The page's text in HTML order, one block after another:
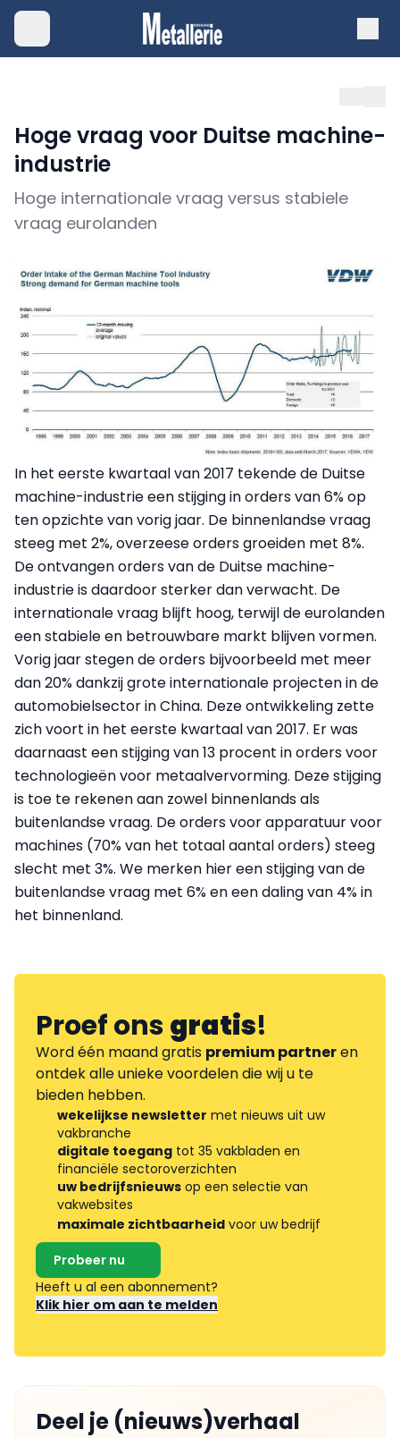
Hoge vraag voor Duitse machine-
industrie
Hoge internationale vraag versus stabiele
vraag eurolanden
In het eerste kwartaal van 2017 tekende de Duitse
machine-industrie een stijging in orders van 6% op
ten opzichte van vorig jaar. De binnenlandse vraag
steeg met 2%, overzeese orders groeiden met 8%.
De ontvangen orders van de Duitse machine-
industrie is daardoor sterker dan verwacht. De
internationale vraag blijft hoog, terwijl de eurolanden
een stabiele en betrouwbare markt blijven vormen.
Vorig jaar stegen de orders bijvoorbeeld met meer
dan 20% dankzij grote internationale projecten in de
automobielsector in China. Deze ontwikkeling zette
zich voort in het eerste kwartaal van 2017. Er was
daarnaast een stijging van 13 procent in orders voor
technologieën voor metaalvervorming. Deze stijging
is toe te rekenen aan zowel binnenlands als
buitenlandse vraag. De orders voor apparatuur voor
machines (70% van het totaal aantal orders) steeg
slecht met 3%. We merken hier een stijging van de
buitenlandse vraag met 6% en een daling van 4% in
het binnenland.
Proef onsgratis!
Word één maand gratis premium partneren
ontdek alle unieke voordelen die wij u te
bieden hebben.
wekelijkse newsletter met nieuws uit uw
vakbranche
digitale toegang tot 35 vakbladen en
financiële sectoroverzichten
uw bedrijfsnieuws op een selectie van
vakwebsites
maximale zichtbaarheid voor uw bedrijf
Probeer nu
Heeft u al een abonnement?
Klik hier om aan te melden
Deel je (nieuws)verhaal